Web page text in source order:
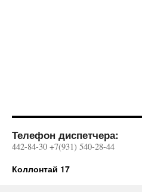
Телефон диспетчера:
442-84-30 +7(931) 540-28-44
Коллонтай 17